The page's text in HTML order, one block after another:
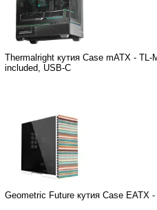
Thermalright кутия Case mATX -
included, USB-C
Geometric Future кутия Case EATX